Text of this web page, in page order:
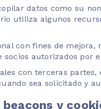
datos como su
utiliza algunos
con fines de
autorizados por
con terceras
sea solicitado y
y